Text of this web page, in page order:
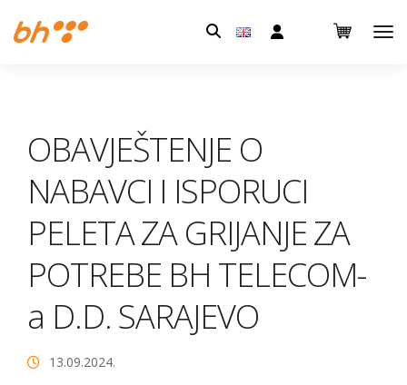
Pretraga:
OBAVJEŠTENJE O
NABAVCI I ISPORUCI
PELETA ZA GRIJANJE ZA
POTREBE BH TELECOM-
a D.D. SARAJEVO
13.09.2024.